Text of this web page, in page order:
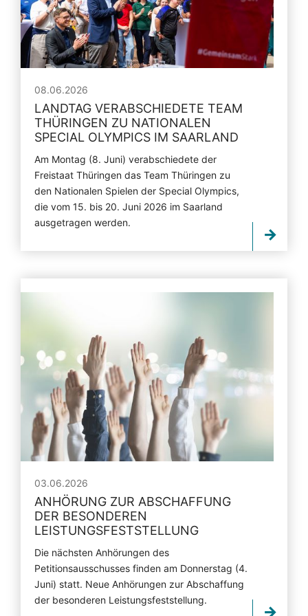
08.06.2026
LANDTAG VERABSCHIEDETE TEAM
THÜRINGEN ZU NATIONALEN
SPECIAL OLYMPICS IM SAARLAND
Am Montag (8. Juni) verabschiedete der
Freistaat Thüringen das Team Thüringen zu
den Nationalen Spielen der Special Olympics,
die vom 15. bis 20. Juni 2026 im Saarland
ausgetragen werden.
03.06.2026
ANHÖRUNG ZUR ABSCHAFFUNG
DER BESONDEREN
LEISTUNGSFESTSTELLUNG
Die nächsten Anhörungen des
Petitionsausschusses finden am Donnerstag (4.
Juni) statt. Neue Anhörungen zur Abschaffung
der besonderen Leistungsfeststellung.